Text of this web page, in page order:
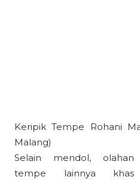
Keripik Tempe Rohani
Malang)
Selain mendol, olahan
tempe lainnya khas